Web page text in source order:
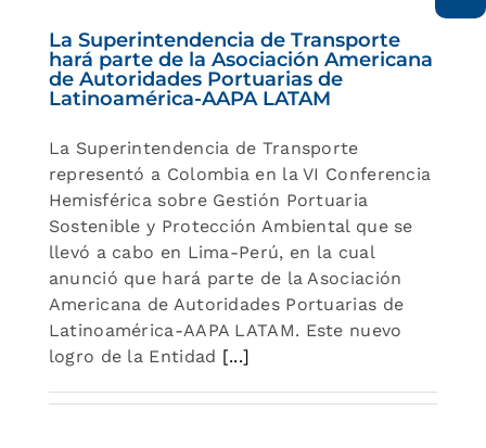
La Superintendencia de Transporte
hará parte de la Asociación Americana
de Autoridades Portuarias de
Latinoamérica-AAPA LATAM
La Superintendencia de Transporte
representó a Colombia en la VI Conferencia
Hemisférica sobre Gestión Portuaria
Sostenible y Protección Ambiental que se
llevó a cabo en Lima-Perú, en la cual
anunció que hará parte de la Asociación
Americana de Autoridades Portuarias de
Latinoamérica-AAPA LATAM. Este nuevo
logro de la Entidad [...]